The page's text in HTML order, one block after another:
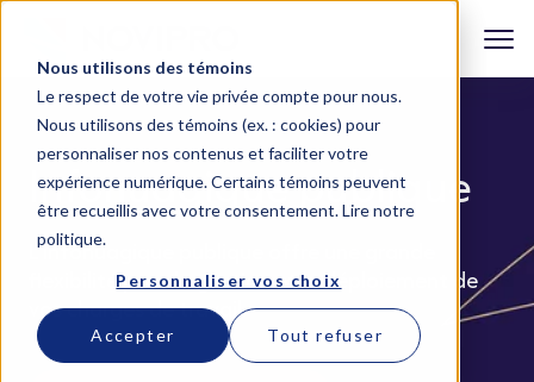
Nous utilisons des témoins
Le respect de votre vie privée compte pour nous.
Nous utilisons des témoins (ex. : cookies) pour
personnaliser nos contenus et faciliter votre
expérience numérique. Certains témoins peuvent
être recueillis avec votre consentement.Lire notre
politique.
Personnaliser vos choix
Accepter Tout refuser
Infonuagique publique
L'infonuagique publique offre une grande
flexibilité pour la gestion et le déploiement de
vos charges de travail.